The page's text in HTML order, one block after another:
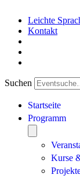
Leichte
Kontakt
Suchen
Startseite
Programm
Kurse